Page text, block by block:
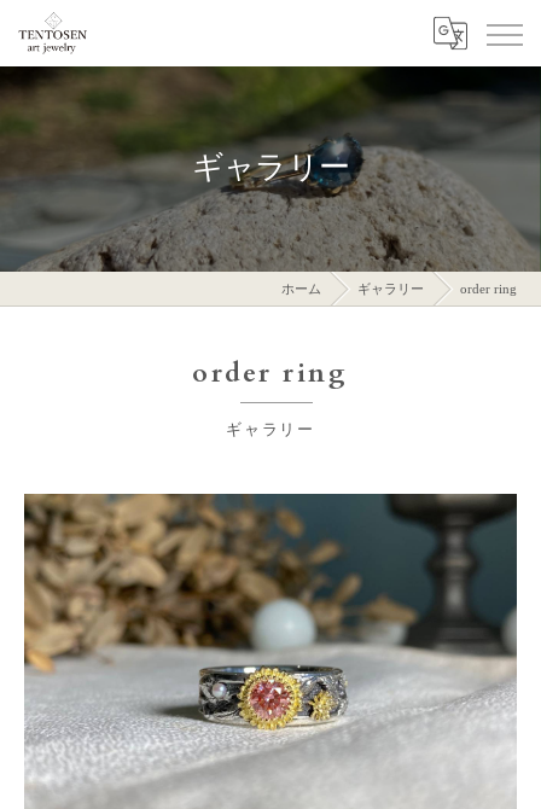
ギャラリー
ホーム ギャラリー order ring
ギャラリー
order ring